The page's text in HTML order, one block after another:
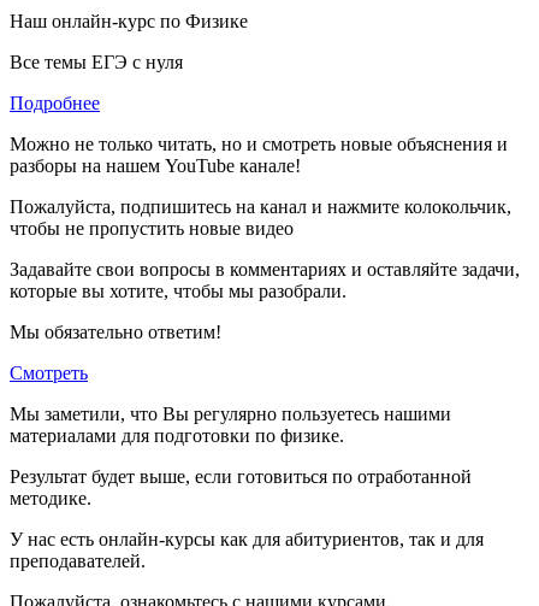
Наш онлайн-курс по Физике
Все темы ЕГЭ с нуля
Подробнее
Можно не только читать, но и смотреть новые объяснения и
разборы на нашем YouTube канале!
Пожалуйста, подпишитесь на канал и нажмите колокольчик,
чтобы не пропустить новые видео
Задавайте свои вопросы в комментариях и оставляйте задачи,
которые вы хотите, чтобы мы разобрали.
Мы обязательно ответим!
Смотреть
Мы заметили, что Вы регулярно пользуетесь нашими
материалами для подготовки по физике.
Результат будет выше, если готовиться по отработанной
методике.
У нас есть онлайн-курсы как для абитуриентов, так и для
преподавателей.
Пожалуйста, ознакомьтесь с нашими курсами.